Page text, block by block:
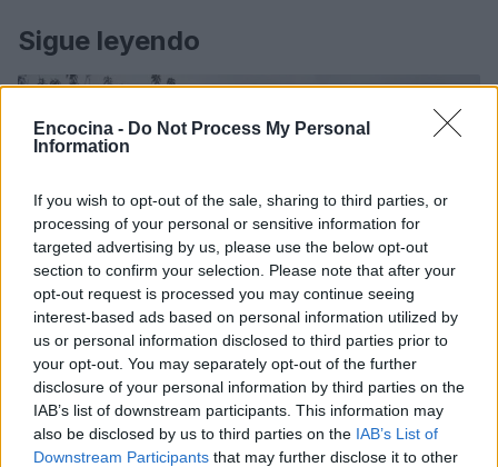
Encocina - Do Not Process My Personal
Information
If you wish to opt-out of the sale, sharing to third parties, or
processing of your personal or sensitive information for
targeted advertising by us, please use the below opt-out
section to confirm your selection. Please note that after your
opt-out request is processed you may continue seeing
interest-based ads based on personal information utilized by
us or personal information disclosed to third parties prior to
your opt-out. You may separately opt-out of the further
disclosure of your personal information by third parties on the
IAB’s list of downstream participants. This information may
also be disclosed by us to third parties on the IAB’s List of
Downstream Participants that may further disclose it to other
Sigue leyendo
Domina el arte de la parrilla: cortes, temperaturas y
reposo
Lucía Fernández · 8 Ago 2026